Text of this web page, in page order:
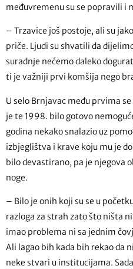
međuvremenu su se popravili i
– Trzavice još postoje, ali su
priče. Ljudi su shvatili da
suradnje nećemo daleko
ti je važniji prvi komšija nego
U selo Brnjavac među prvima
je te 1998. bilo gotovo
godina nekako snalazio uz
izbjeglištva i krave koju mu je
bilo devastirano, pa je njegova
noge.
– Bilo je onih koji su se u
razloga za strah zato što ništa
imao problema ni sa jednim
Ali lagao bih kada bih rekao da
neke stvari u institucijama.